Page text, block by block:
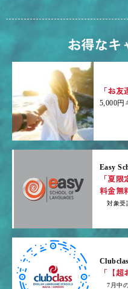
お得なキ
「お
5,000円
Easy
「夏
料金無
対象受
「【
7月中